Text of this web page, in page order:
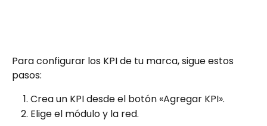
Para configurar los KPI de tu marca, sigue estos
pasos:
Crea un KPI desde el botón «Agregar KPI».​
Elige el módulo y la red.